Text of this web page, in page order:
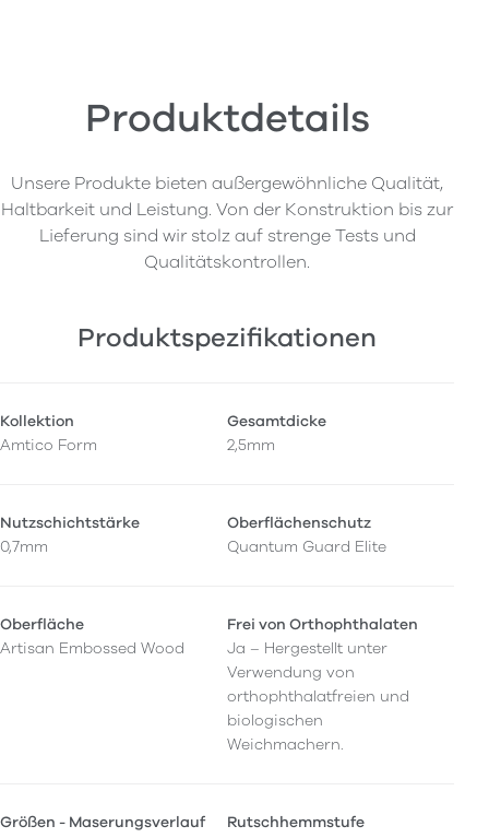
Produktdetails
Unsere Produkte bieten außergewöhnliche Qualität,
Haltbarkeit und Leistung. Von der Konstruktion bis zur
Lieferung sind wir stolz auf strenge Tests und
Qualitätskontrollen.
Produktspezifikationen
Kollektion
Amtico Form
Gesamtdicke
2,5mm
Nutzschichtstärke
0,7mm
Oberflächenschutz
Quantum Guard Elite
Oberfläche
Artisan Embossed Wood
Frei von Orthophthalaten
Ja – Hergestellt unter
Verwendung von
orthophthalatfreien und
biologischen
Weichmachern.
Größen - Maserungsverlauf
Rutschhemmstufe